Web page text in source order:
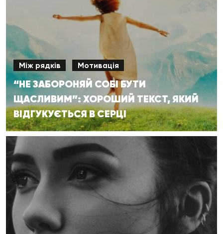
Між рядків Мотивація
“НЕ ЗАБОРОНЯЙ СОБІ БУТИ
ЩАСЛИВИМ”: ХОРОШИЙ ТЕКСТ, ЯКИЙ
ВІДГУКУЄТЬСЯ В СЕРЦІ